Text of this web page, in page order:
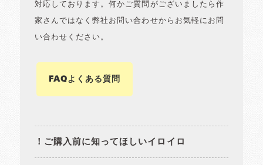
対応しております。何かご質問がございましたら作
家さんではなく弊社お問い合わせからお気軽にお問
い合わせください。
FAQよくある質問
！ご購入前に知ってほしいイロイロ